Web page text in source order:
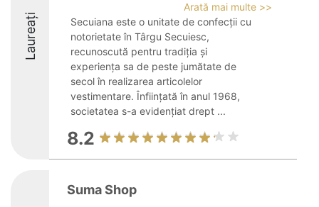
Laureați
Arată mai multe >>
Secuiana este o unitate de confecții cu
notorietate în Târgu Secuiesc,
recunoscută pentru tradiția și
experiența sa de peste jumătate de
secol în realizarea articolelor
vestimentare. Înființată în anul 1968,
societatea s-a evidențiat drept ...
8.2
Suma Shop